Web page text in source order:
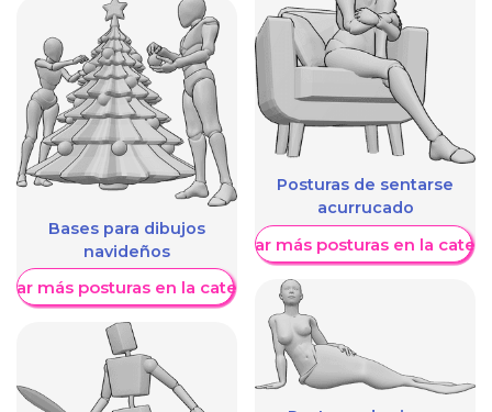
Bases para dibujos
navideños
más posturas en la categoría
Posturas de sentarse
acurrucado
Mostrar más posturas en la